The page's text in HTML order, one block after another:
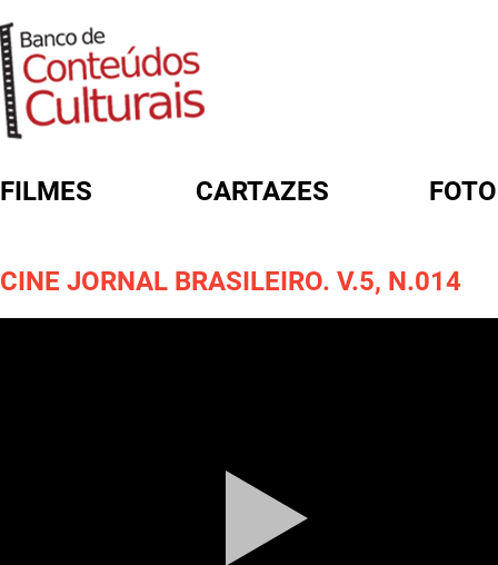
FILMES CARTAZES
CINE JORNAL BRASILEIRO. V.5, N.014